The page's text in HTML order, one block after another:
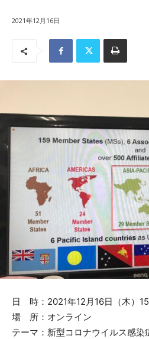
2021年12月16日
日 時：2021年12月16日（木）
場 所：オンライン
テーマ：新型コロナウイルス感染